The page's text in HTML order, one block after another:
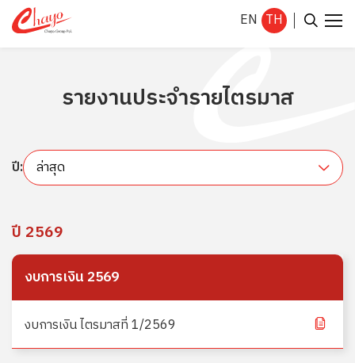
EN TH
ค้นหาในเว็บไซต์
รายงานประจำรายไตรมาส
ปี: ล่าสุด
ปี 2569
งบการเงิน 2569
งบการเงิน ไตรมาสที่ 1/2569